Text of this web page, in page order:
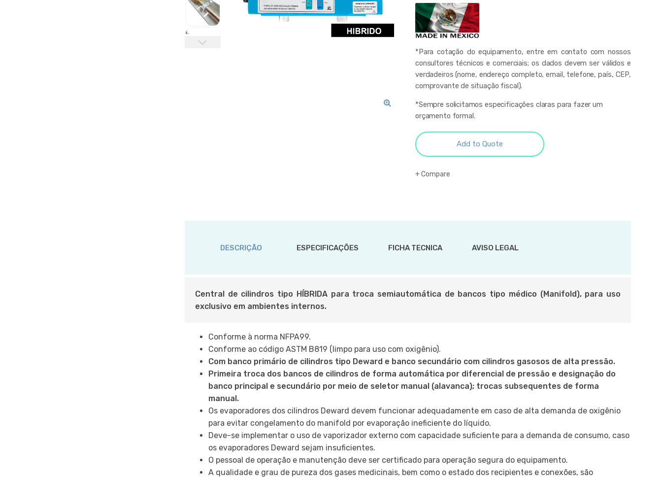
*Para cotação do equipamento, entre em contato com nossos
consultores técnicos e comerciais; os dados devem ser válidos e
verdadeiros (nome, endereço completo, email, telefone, país, CEP,
comprovante de situação fiscal).
*Sempre solicitamos especificações claras para fazer um
orçamento formal.
Add to Quote
Compare
DESCRIÇÃO ESPECIFICAÇÕES FICHA TECNICA AVISO LEGAL
Central de cilindros tipo HÍBRIDA para troca semiautomática de bancos tipo médico (Manifold), para uso
exclusivo em ambientes internos.
Conforme à norma NFPA99.
Conforme ao código ASTM B819 (limpo para uso com oxigênio).
Com banco primário de cilindros tipo Deward e banco secundário com cilindros gasosos de alta pressão.
Primeira troca dos bancos de cilindros de forma automática por diferencial de pressão e designação do
banco principal e secundário por meio de seletor manual (alavanca); trocas subsequentes de forma
manual.
Os evaporadores dos cilindros Deward devem funcionar adequadamente em caso de alta demanda de oxigênio
para evitar congelamento do manifold por evaporação ineficiente do líquido.
Deve-se implementar o uso de vaporizador externo com capacidade suficiente para a demanda de consumo, caso
os evaporadores Deward sejam insuficientes.
O pessoal de operação e manutenção deve ser certificado para operação segura do equipamento.
A qualidade e grau de pureza dos gases medicinais, bem como o estado dos recipientes e conexões, são